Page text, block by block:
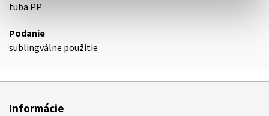
tuba PP
Podanie
sublingválne použitie
Informácie